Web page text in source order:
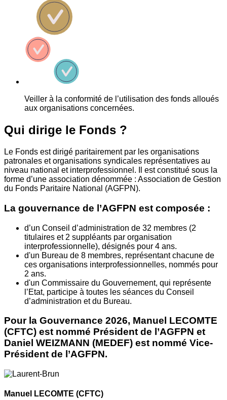
Veiller à la conformité de l’utilisation des fonds alloués
aux organisations concernées.
Qui dirige le Fonds ?
Le Fonds est dirigé paritairement par les organisations
patronales et organisations syndicales représentatives au
niveau national et interprofessionnel. Il est constitué sous la
forme d’une association dénommée : Association de Gestion
du Fonds Paritaire National (AGFPN).
La gouvernance de l’AGFPN est composée :
d’un Conseil d’administration de 32 membres (2
titulaires et 2 suppléants par organisation
interprofessionnelle), désignés pour 4 ans.
d'un Bureau de 8 membres, représentant chacune de
ces organisations interprofessionnelles, nommés pour
2 ans.
d'un Commissaire du Gouvernement, qui représente
l’Etat, participe à toutes les séances du Conseil
d’administration et du Bureau.
Pour la Gouvernance 2026, Manuel LECOMTE
(CFTC) est nommé Président de l’AGFPN et
Daniel WEIZMANN (MEDEF) est nommé Vice-
Président de l’AGFPN.
Manuel LECOMTE (CFTC)